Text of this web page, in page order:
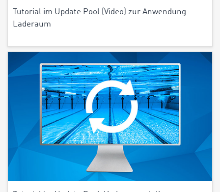
Tutorial im Update Pool (Video) zur Anwendung
Laderaum